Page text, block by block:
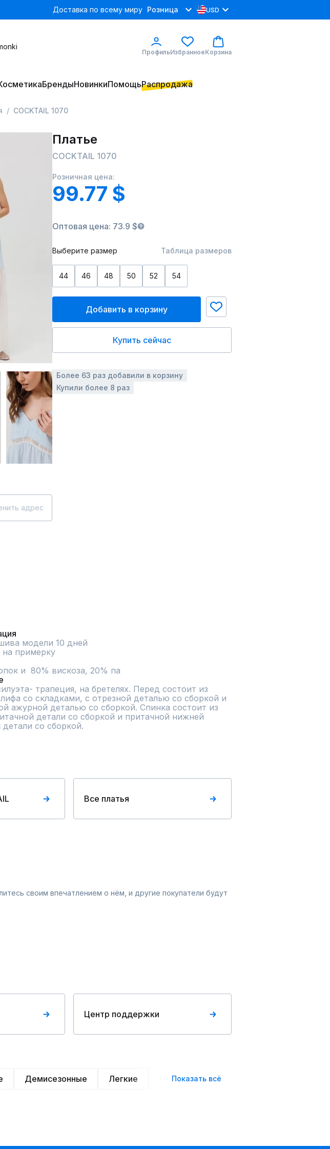
Доставка по всему миру Розница USD
ПрофильИзбранноеКорзина
БрендыНовинкиПомощьРаспродажа
COCKTAIL 1070
адрес
Платье
COCKTAIL 1070
Розничная цена:
99.77 $
Оптовая цена: 73.9 $
Выберите размер Таблица размеров
44 46 48 50 52 54
Добавить в корзину
Купить сейчас
Более 63 раз добавили в корзину
Купили более 8 раз
модели 10 дней
на примерку
и  80% вискоза, 20% па
трапеция, на бретелях. Перед состоит из
со складками, с отрезной деталью со сборкой и
ажурной деталью со сборкой. Спинка состоит из
детали со сборкой и притачной нижней
со сборкой.
Все платья
своим впечатлением о нём, и другие покупатели будут
Центр поддержки
Демисезонные Легкие Нарядные
Показать всё